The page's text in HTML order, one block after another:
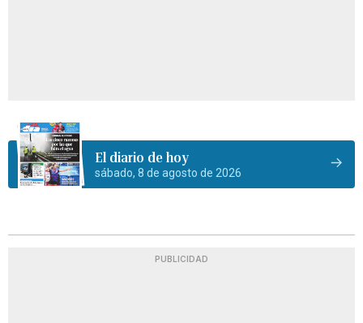
El diario de hoy
sábado, 8 de agosto de 2026
PUBLICIDAD